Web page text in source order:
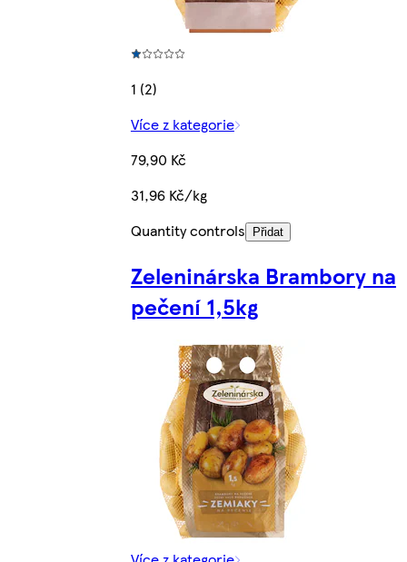
1 (2)
Více z kategorie
79,90 Kč
31,96 Kč/kg
Quantity controls
Přidat
Zeleninárska Brambory na
pečení 1,5kg